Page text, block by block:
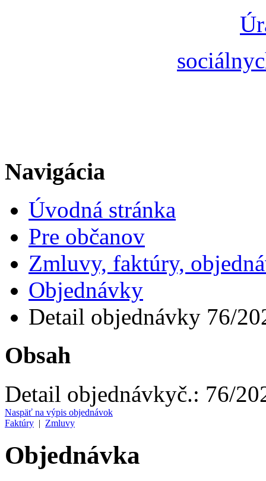
Navigácia
Úvodná stránka
Pre občanov
Zmluvy, faktúry,
Objednávky
Detail objednávky 76/
Obsah
Detail objednávkyč.: 76/
Naspäť na výpis objednávok
Faktúry | Zmluvy
Objednávka